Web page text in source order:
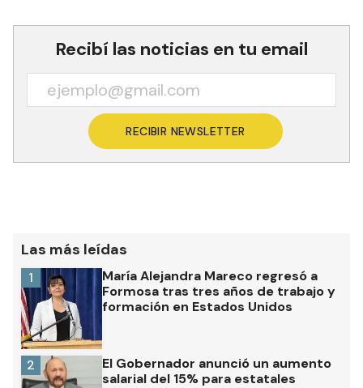
Recibí las noticias en tu email
RECIBIR NEWSLETTER
Las más leídas
María Alejandra Mareco regresó a
Formosa tras tres años de trabajo y
formación en Estados Unidos
1
El Gobernador anunció un aumento
salarial del 15% para estatales
2